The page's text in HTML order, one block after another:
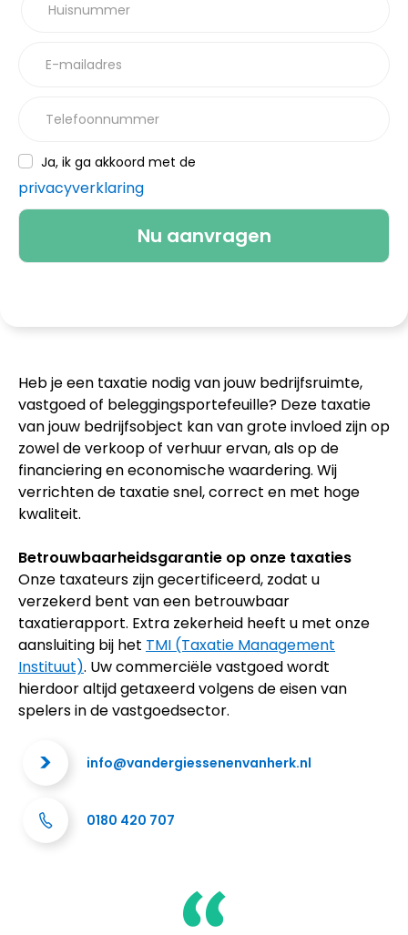
Huisnummer
E-mailadres
Telefoonnummer
Ja, ik ga akkoord met de
privacyverklaring
Heb je een taxatie nodig van jouw bedrijfsruimte,
vastgoed of beleggingsportefeuille? Deze taxatie
van jouw bedrijfsobject kan van grote invloed zijn op
zowel de verkoop of verhuur ervan, als op de
financiering en economische waardering. Wij
verrichten de taxatie snel, correct en met hoge
kwaliteit.
Betrouwbaarheidsgarantie op onze taxaties
Onze taxateurs zijn gecertificeerd, zodat u
verzekerd bent van een betrouwbaar
taxatierapport. Extra zekerheid heeft u met onze
aansluiting bij het TMI (Taxatie Management
Instituut). Uw commerciële vastgoed wordt
hierdoor altijd getaxeerd volgens de eisen van
spelers in de vastgoedsector.
info@vandergiessenenvanherk.nl
0180 420 707